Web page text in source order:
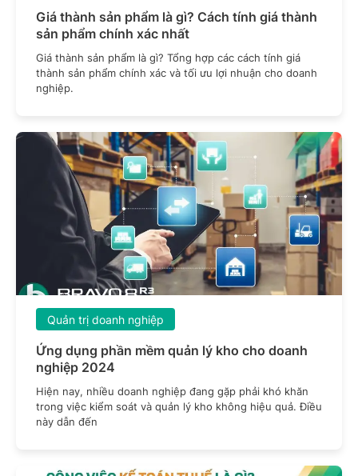
Giá thành sản phẩm là gì? Cách tính giá thành
sản phẩm chính xác nhất
Giá thành sản phẩm là gì? Tổng hợp các cách tính giá
thành sản phẩm chính xác và tối ưu lợi nhuận cho doanh
nghiệp.
Ứng dụng phần mềm quản lý kho cho doanh
nghiệp 2024
Quản trị doanh nghiệp
Hiện nay, nhiều doanh nghiệp đang gặp phải khó khăn
trong việc kiểm soát và quản lý kho không hiệu quả. Điều
này dẫn đến